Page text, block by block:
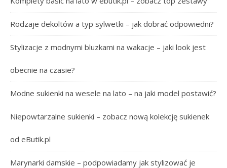
Rodzaje dekoltów a typ sylwetki – jak dobrać odpowiedni?
Stylizacje z modnymi bluzkami na wakacje – jaki look jest
obecnie na czasie?
Modne sukienki na wesele na lato – na jaki model postawić?
Niepowtarzalne sukienki – zobacz nową kolekcję sukienek
od eButik.pl
Marynarki damskie – podpowiadamy jak stylizować je